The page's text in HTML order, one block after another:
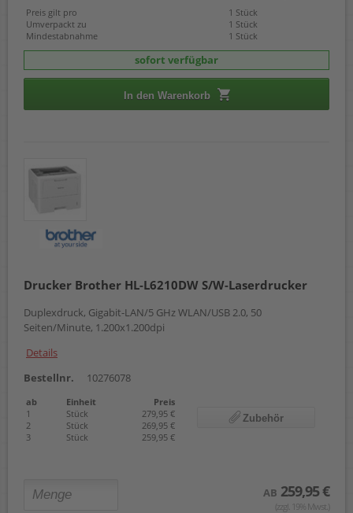
Preis gilt pro
1 Stück
Umverpackt zu
1 Stück
Mindestabnahme
1 Stück
sofort verfügbar
In den Warenkorb
Drucker Brother HL-L6210DW S/W-Laserdrucker
Duplexdruck, Gigabit-LAN/5 GHz WLAN/USB 2.0, 50
Seiten/Minute, 1.200x1.200dpi
Details
Bestellnr.
10276078
ab Einheit
Preis
1
Stück
279,95 €
2
Stück
269,95 €
3
Stück 259,95 €
Zubehör
AB 259,95 €
(zzgl. 19% Mwst.)